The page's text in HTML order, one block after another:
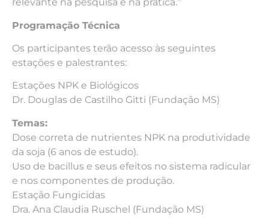
Programação Técnica
Os participantes terão acesso às seguintes
estações e palestrantes:
Estações NPK e Biológicos
Dr. Douglas de Castilho Gitti (Fundação MS)
Temas:
Dose correta de nutrientes NPK na produtividade
da soja (6 anos de estudo).
Uso de bacillus e seus efeitos no sistema radicular
e nos componentes de produção.
Estação Fungicidas
Dra. Ana Claudia Ruschel (Fundação MS)